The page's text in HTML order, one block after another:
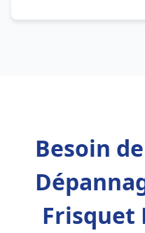
Besoin
Frisquet